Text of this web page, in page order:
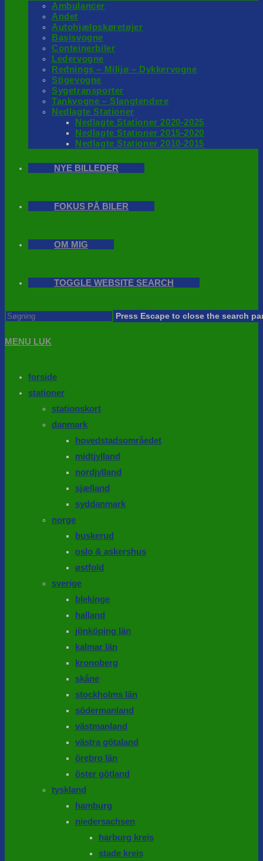
Ambulancer
Andet
Autohjælpskøretøjer
Basisvogne
Conteinerbiler
Ledervogne
Rednings – Milijø – Dykkervogne
Stigevogne
Sygetransporter
Tankvogne – Slangtendere
Nedlagte Stationer
Nedlagte Stationer 2020-2025
Nedlagte Stationer 2015-2020
Nedlagte Stationer 2010-2015
NYE BILLEDER
FOKUS PÅ BILER
OM MIG
TOGGLE WEBSITE SEARCH
Press Escape to close the search
MENU LUK
forside
stationer
stationskort
danmark
hovedstadsområedet
midtjylland
nordjylland
sjælland
syddanmark
norge
buskerud
oslo & askershus
østfold
sverige
blekinge
halland
jönköping län
kalmar län
kronoberg
skåne
stockholms län
södermanland
västmanland
västra götaland
örebro län
öster götland
tyskland
hamburg
niedersachsen
harburg kreis
stade kreis